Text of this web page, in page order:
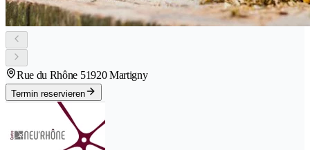
Rue du Rhône 51920 Martigny
Termin reservieren